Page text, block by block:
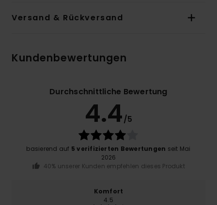
Versand & Rückversand
Kundenbewertungen
Durchschnittliche Bewertung
4.4/5
basierend auf 5 verifizierten Bewertungen seit Mai
2026
40% unserer Kunden empfehlen dieses Produkt
Komfort
4.5